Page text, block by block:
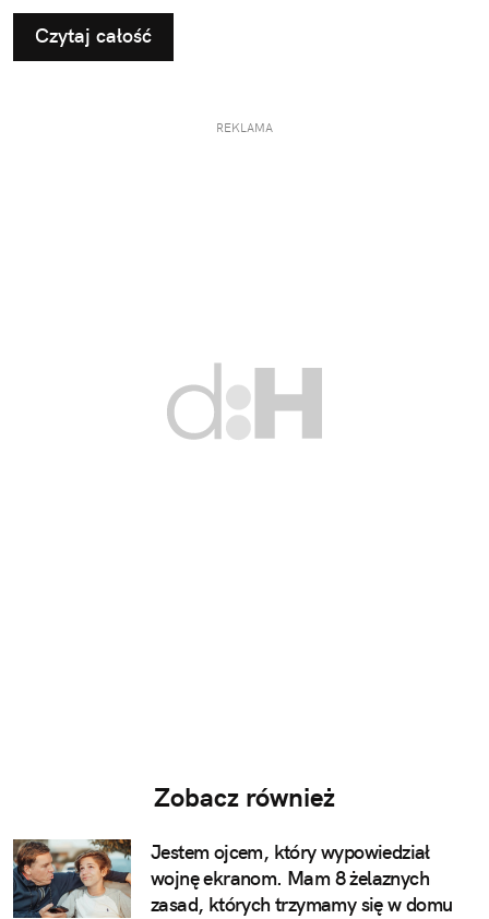
Czytaj całość
REKLAMA
Zobacz również
Jestem ojcem, który wypowiedział
wojnę ekranom. Mam 8 żelaznych
zasad, których trzymamy się w domu